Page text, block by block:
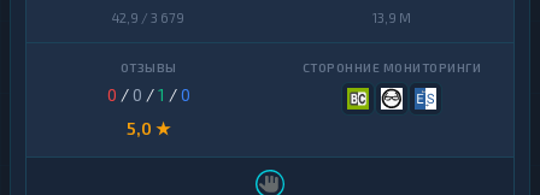
42,9 / 3 679 13,9 M
0 / 0 /1 /0
5,0 ★